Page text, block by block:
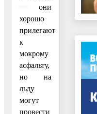
— они
хорошо
прилегают
к
мокрому
асфальту,
но на
льду
могут
провести